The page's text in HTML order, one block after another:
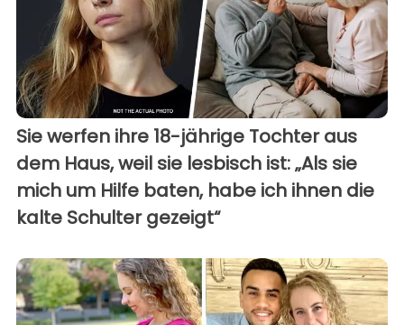
Sie werfen ihre 18-jährige Tochter aus
dem Haus, weil sie lesbisch ist: „Als sie
mich um Hilfe baten, habe ich ihnen die
kalte Schulter gezeigt“